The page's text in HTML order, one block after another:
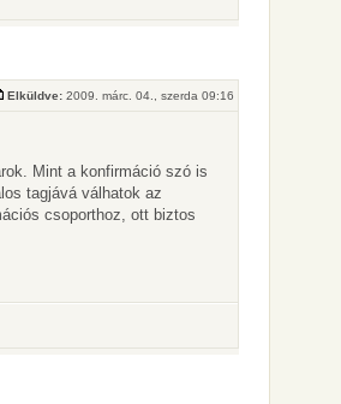
Elküldve: 2009. márc. 04., szerda 09:16
Mint a konfirmáció szó is
tagjává válhatok az
csoporthoz, ott biztos